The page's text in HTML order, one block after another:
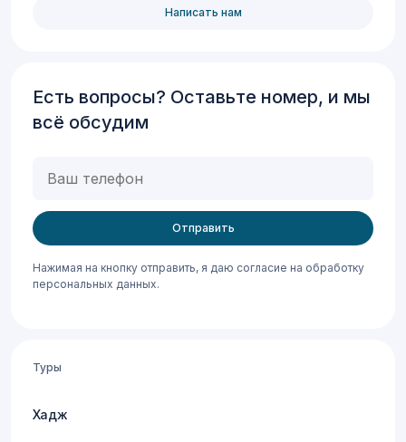
Написать нам
Есть вопросы? Оставьте номер, и мы
всё обсудим
телефон
Нажимая на кнопку отправить, я даю согласие на обработку
персональных данных.
Туры
Хадж